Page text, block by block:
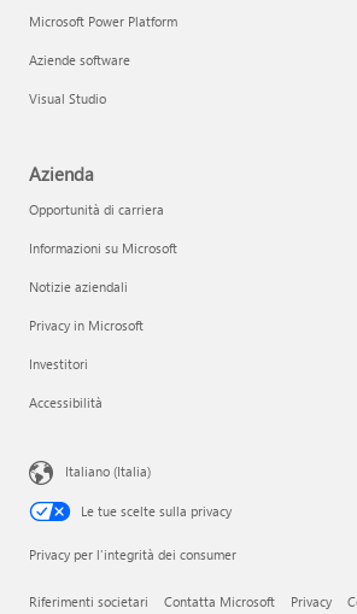
Microsoft Power Platform
Aziende software
Visual Studio
Azienda
Opportunità di carriera
Informazioni su Microsoft
Notizie aziendali
Privacy in Microsoft
Investitori
Accessibilità
Italiano (Italia)
Le tue scelte sulla privacy
Privacy per l'integrità dei consumer
Riferimenti societari Contatta Microsoft Privacy